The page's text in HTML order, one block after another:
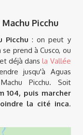
Picchu
Picchu: on peut y
prend à Cusco, ou
déjà dansla Vallée
jusqu'à Aguas
Picchu. Soit
104, puis marcher
la cité inca.